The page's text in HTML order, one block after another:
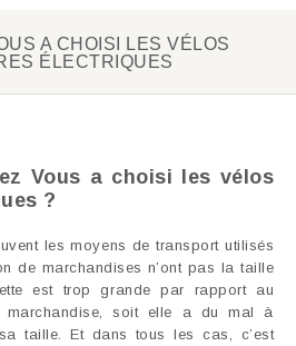
A CHOISI LES VÉLOS
ÉLECTRIQUES
Vous a choisi les vélos
?
les moyens de transport utilisés
de marchandises n’ont pas la taille
est trop grande par rapport au
soit elle a du mal à
taille. Et dans tous les cas, c’est